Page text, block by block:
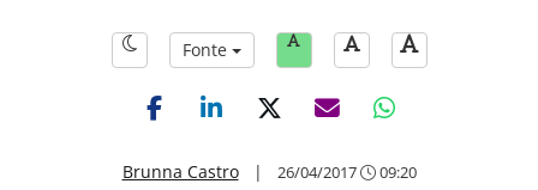
Fonte
Brunna Castro| 26/04/2017 09:20